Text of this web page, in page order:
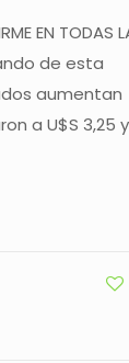
EN TODAS
de esta
aumentan
a U$S 3,25 y